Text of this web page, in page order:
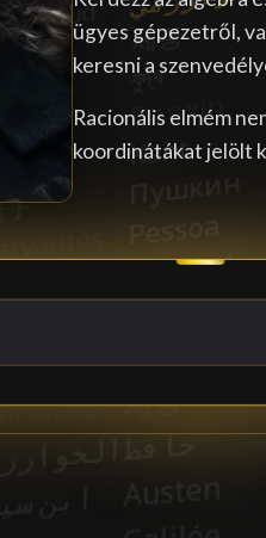
ügyes gépezetről,
keresni a
Racionális elmém
koordinátákat jelölt